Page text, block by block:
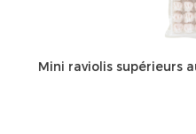
Mini raviolis supérieurs